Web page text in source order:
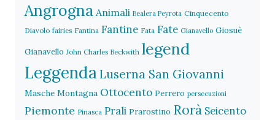
Angrogna Animali Bealera Peyrota Cinquecento
Diavolo fairies Fantina Fantine Fata Fate Gianavello Giosuè
Gianavello John Charles Beckwith legend
Leggenda Luserna San Giovanni
Masche Montagna Ottocento Perrero persecuzioni
Piemonte Pinasca Prali Prarostino Rorà Seicento